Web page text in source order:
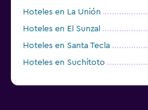
Hoteles en La Unión
Hoteles en El Sunzal
Hoteles en Santa Tecla
Hoteles en Suchitoto